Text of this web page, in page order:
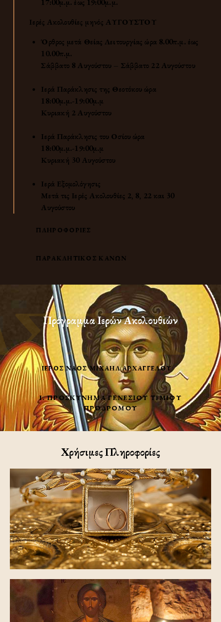
17:00μ.μ. έως 19:00μ.μ.
Ιερές Ακολουθίες μηνός ΑΥΓΟΥΣΤΟΥ
Όρθρος μετά Θείας Λειτουργίαςώρα 8.00π.μ. έως
10.00π.μ.
Σάββατο 8 Αυγούστου – Σάββατο 22 Αυγούστου
Ιερά Παράκλησις της Θεοτόκουώρα
18:00μ.μ.-19:00μ.μ
Κυριακή 2Αυγούστου
Ιερά Παράκλησις του Οσίουώρα
18:00μ.μ.-19:00μ.μ
Κυριακή 30 Αυγούστου
Ιερά Εξομολόγησις
Μετά τις Ιερές Ακολουθίες 2, 8, 22 και 30
Αυγούστου
ΠΛΗΡΟΦΟΡΙΕΣ
ΠΑΡΑΚΛΗΤΙΚΟΣ ΚΑΝΩΝ
Πρόγραμμα Ιερών Ακολουθιών
ΙΕΡΌΣ ΝΑΌΣ ΜΙΧΑΉΛ ΑΡΧΑΓΓΈΛΟΥ
Ι. ΠΡΟΣΚΎΝΗΜΑ ΓΕΝΕΣΊΟΥ ΤΙΜΊΟΥ
ΠΡΟΔΡΌΜΟΥ
Χρήσιμες Πληροφορίες